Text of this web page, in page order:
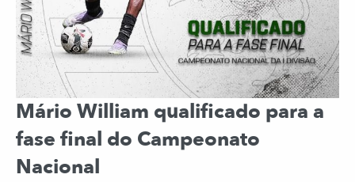
Mário William qualificado para a
fase final do Campeonato
Nacional